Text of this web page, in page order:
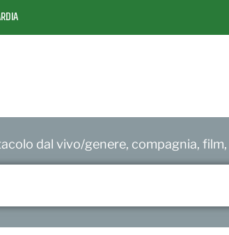
dal vivo/genere, compagnia,